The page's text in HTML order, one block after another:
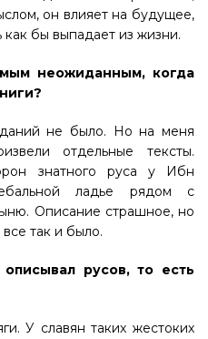
он влияет на будущее,
бы выпадает из жизни.
неожиданным, когда
не было. Но на меня
отдельные тексты.
знатного руса у Ибн
ладье рядом с
Описание страшное, но
так и было.
русов, то есть
У славян таких жестоких